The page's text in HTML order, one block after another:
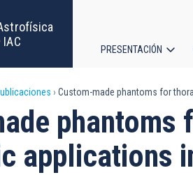
IAC
principal
PRESENTACIÓN
Custom-made phantoms for
applications